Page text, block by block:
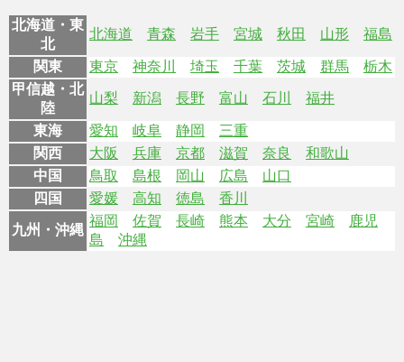
北海道・東
北
北海道 青森 岩手 宮城 秋田 山形 福島
関東 東京 神奈川 埼玉 千葉 茨城 群馬
栃木
甲信越・北
陸
山梨 新潟 長野 富山 石川 福井
東海 愛知 岐阜 静岡
三重
関西
大阪 兵庫 京都 滋賀 奈良
和歌山
中国
鳥取 島根 岡山 広島
山口
四国
愛媛 高知 徳島 香川
九州・沖縄
福岡 佐賀 長崎 熊本 大分 宮崎
鹿児
島
沖縄